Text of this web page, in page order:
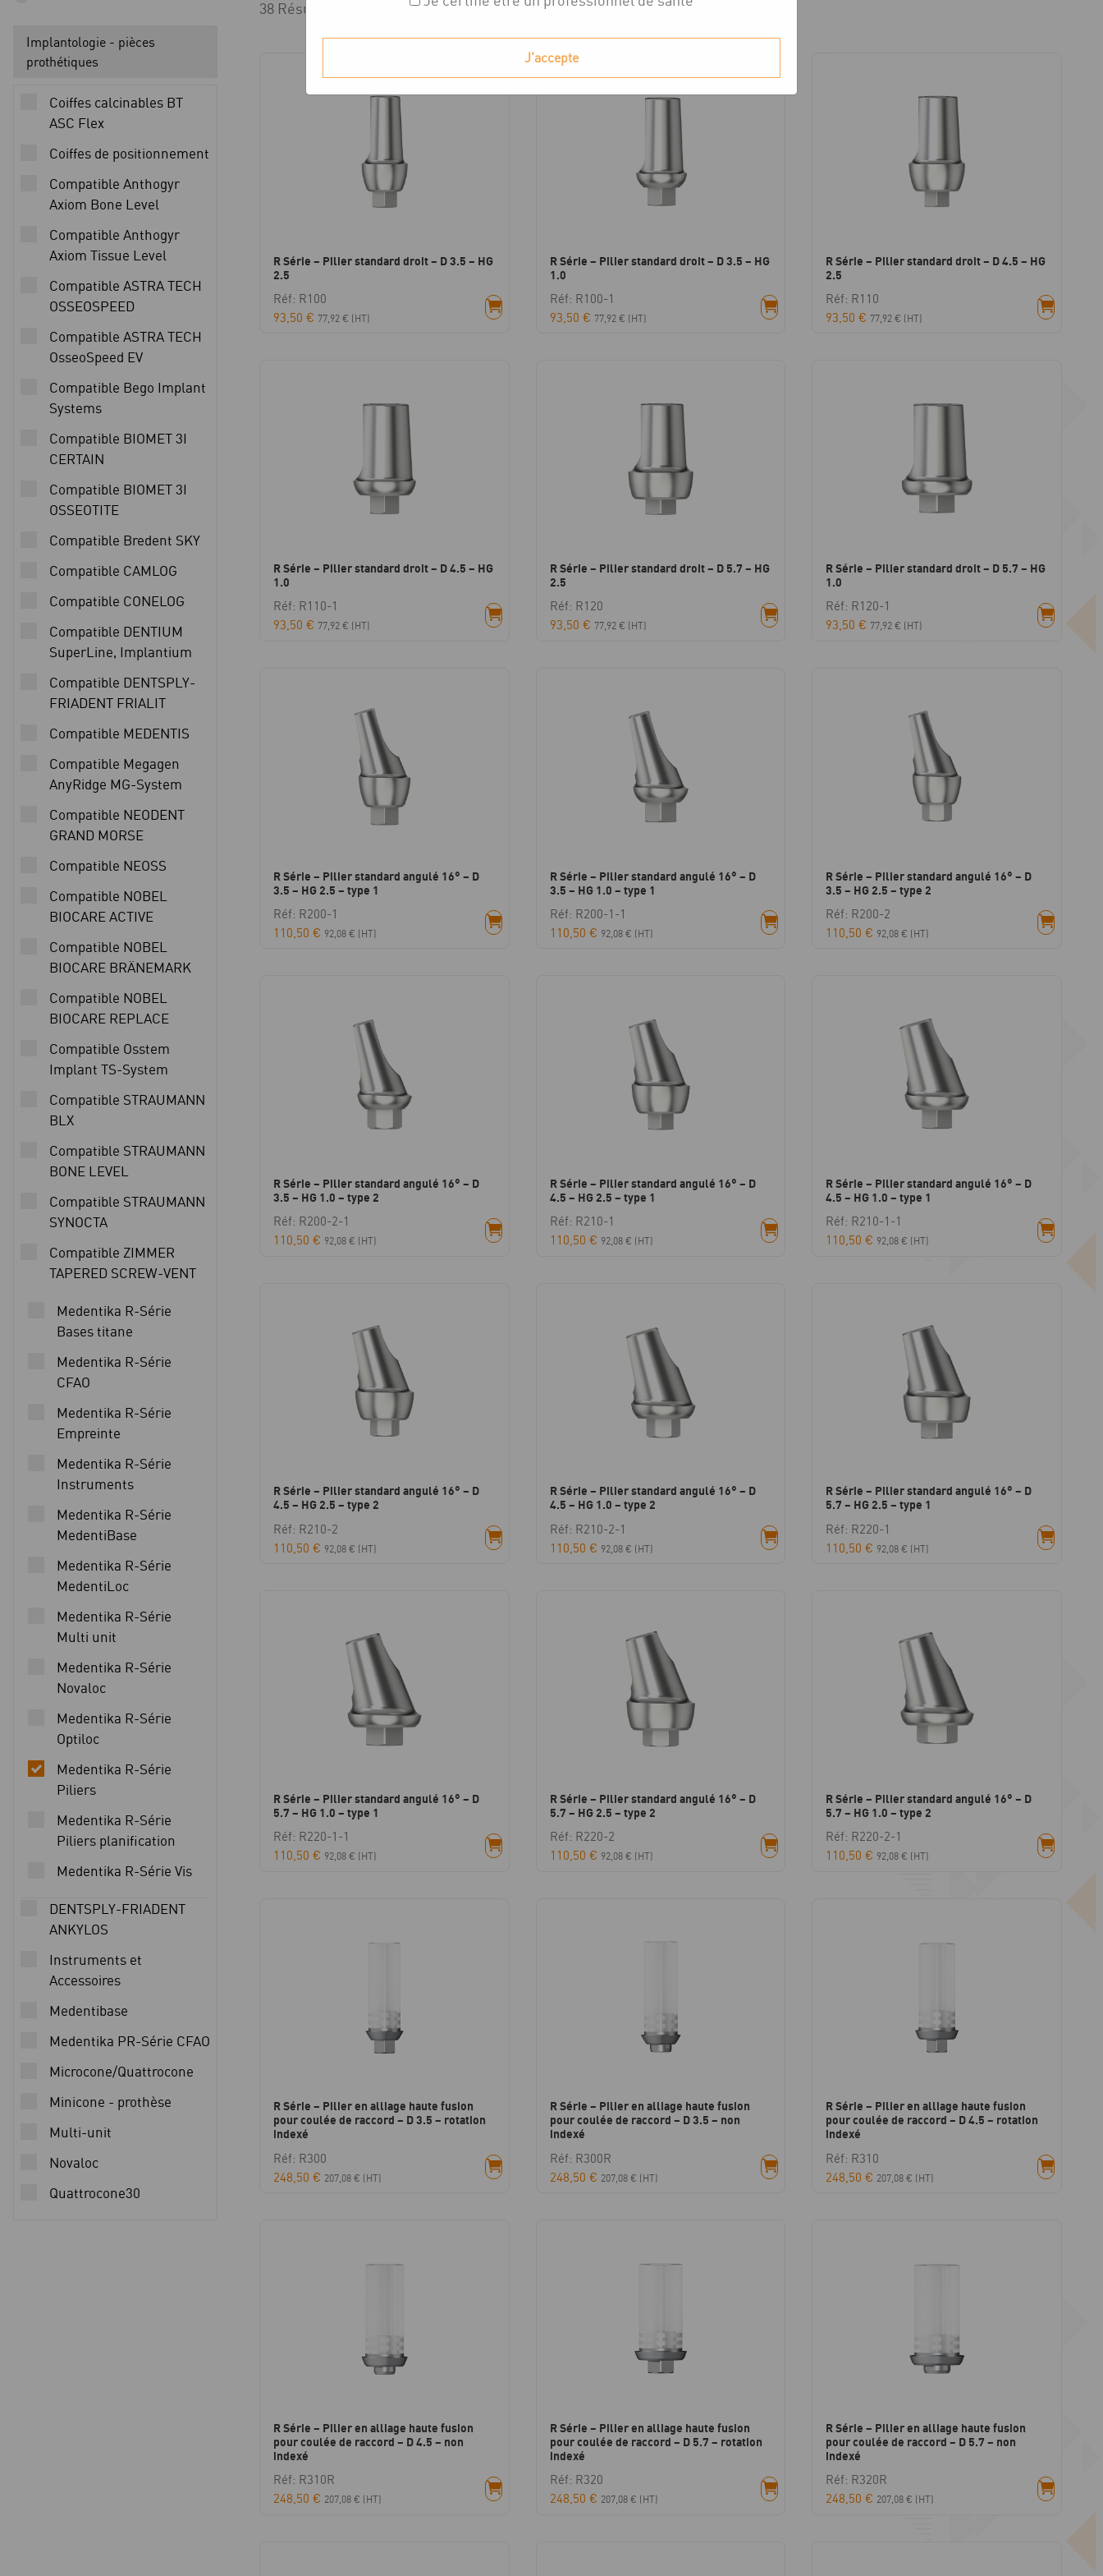
Implantologie - pièces
prothétiques
Coiffes calcinables BT
ASC Flex
Coiffes de positionnement
Compatible Anthogyr
Axiom Bone Level
Compatible Anthogyr
Axiom Tissue Level
Compatible ASTRA TECH
OSSEOSPEED
Compatible ASTRA TECH
OsseoSpeed EV
Compatible Bego Implant
Systems
Compatible BIOMET 3I
CERTAIN
Compatible BIOMET 3I
OSSEOTITE
Compatible Bredent SKY
Compatible CAMLOG
Compatible CONELOG
Compatible DENTIUM
SuperLine, Implantium
Compatible DENTSPLY-
FRIADENT FRIALIT
Compatible MEDENTIS
Compatible Megagen
AnyRidge MG-System
Compatible NEODENT
GRAND MORSE
Compatible NEOSS
Compatible NOBEL
BIOCARE ACTIVE
Compatible NOBEL
BIOCARE BRÄNEMARK
Compatible NOBEL
BIOCARE REPLACE
Compatible Osstem
Implant TS-System
Compatible STRAUMANN
BLX
Compatible STRAUMANN
BONE LEVEL
Compatible STRAUMANN
SYNOCTA
Compatible ZIMMER
TAPERED SCREW-VENT
Medentika R-Série
Bases titane
Medentika R-Série
CFAO
Medentika R-Série
Empreinte
Medentika R-Série
Instruments
Medentika R-Série
MedentiBase
Medentika R-Série
MedentiLoc
Medentika R-Série
Multi unit
Medentika R-Série
Novaloc
Medentika R-Série
Optiloc
Medentika R-Série
Piliers
Medentika R-Série
Piliers planification
Medentika R-Série Vis
DENTSPLY-FRIADENT
ANKYLOS
Instruments et
Accessoires
Medentibase
Medentika PR-Série CFAO
Microcone/Quattrocone
Minicone - prothèse
Multi-unit
Novaloc
Quattrocone30
38 Résultats affichés
R Série – Pilier standard droit – D 3.5 – HG
2.5
Réf: R100
93,50 € 77,92 € (HT)
R Série – Pilier standard droit – D 3.5 – HG
1.0
Réf: R100-1
93,50 € 77,92 € (HT)
R Série – Pilier standard droit – D 4.5 – HG
2.5
Réf: R110
93,50€ 77,92€ (HT)
R Série – Pilier standard droit – D 4.5 – HG
1.0
Réf: R110-1
93,50 € 77,92 € (HT)
R Série – Pilier standard droit – D 5.7 – HG
2.5
Réf: R120
93,50 € 77,92 € (HT)
R Série – Pilier standard droit – D 5.7 – HG
1.0
Réf: R120-1
93,50€ 77,92€ (HT)
R Série – Pilier standard angulé 16° – D
3.5 – HG 2.5 – type 1
Réf: R200-1
110,50 € 92,08 € (HT)
R Série – Pilier standard angulé 16° – D
3.5 – HG 1.0 – type 1
Réf: R200-1-1
110,50 € 92,08 € (HT)
R Série – Pilier standard angulé 16° – D
3.5 – HG 2.5 – type 2
Réf: R200-2
110,50€ 92,08€ (HT)
R Série – Pilier standard angulé 16° – D
3.5 – HG 1.0 – type 2
Réf: R200-2-1
110,50 € 92,08 € (HT)
R Série – Pilier standard angulé 16° – D
4.5 – HG 2.5 – type 1
Réf: R210-1
110,50 € 92,08 € (HT)
R Série – Pilier standard angulé 16° – D
4.5 – HG 1.0 – type 1
Réf: R210-1-1
110,50€ 92,08€ (HT)
R Série – Pilier standard angulé 16° – D
4.5 – HG 2.5 – type 2
Réf: R210-2
110,50 € 92,08 € (HT)
R Série – Pilier standard angulé 16° – D
4.5 – HG 1.0 – type 2
Réf: R210-2-1
110,50 € 92,08 € (HT)
R Série – Pilier standard angulé 16° – D
5.7 – HG 2.5 – type 1
Réf: R220-1
110,50€ 92,08€ (HT)
R Série – Pilier standard angulé 16° – D
5.7 – HG 1.0 – type 1
Réf: R220-1-1
110,50 € 92,08 € (HT)
R Série – Pilier standard angulé 16° – D
5.7 – HG 2.5 – type 2
Réf: R220-2
110,50 € 92,08 € (HT)
R Série – Pilier standard angulé 16° – D
5.7 – HG 1.0 – type 2
Réf: R220-2-1
110,50€ 92,08€ (HT)
R Série – Pilier en alliage haute fusion
pour coulée de raccord – D 3.5 – rotation
indexé
Réf: R300
248,50 € 207,08 € (HT)
R Série – Pilier en alliage haute fusion
pour coulée de raccord – D 3.5 – non
indexé
Réf: R300R
248,50 € 207,08 € (HT)
R Série – Pilier en alliage haute fusion
pour coulée de raccord – D 4.5 – rotation
indexé
Réf: R310
248,50€ 207,08€ (HT)
R Série – Pilier en alliage haute fusion
pour coulée de raccord – D 4.5 – non
indexé
Réf: R310R
248,50 € 207,08 € (HT)
R Série – Pilier en alliage haute fusion
pour coulée de raccord – D 5.7 – rotation
indexé
Réf: R320
248,50 € 207,08 € (HT)
R Série – Pilier en alliage haute fusion
pour coulée de raccord – D 5.7 – non
indexé
Réf: R320R
248,50€ 207,08€ (HT)
J'accepte